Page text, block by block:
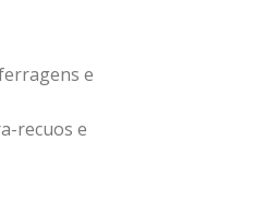
e
recuos e